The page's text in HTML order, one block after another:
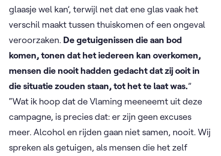
glaasje wel kan’, terwijl net dat ene glas vaak het
verschil maakt tussen thuiskomen of een ongeval
veroorzaken. De getuigenissen die aan bod
komen, tonen dat het iedereen kan overkomen,
mensen die nooit hadden gedacht dat zij ooit in
die situatie zouden staan, tot het te laat was.”
“Wat ik hoop dat de Vlaming meeneemt uit deze
campagne, is precies dat: er zijn geen excuses
meer. Alcohol en rijden gaan niet samen, nooit. Wij
spreken als getuigen, als mensen die het zelf